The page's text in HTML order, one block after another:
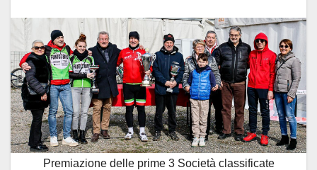
Premiazione delle prime 3 Società classificate